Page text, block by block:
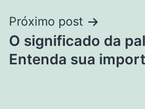
Próximo post
O significado da
Entenda sua